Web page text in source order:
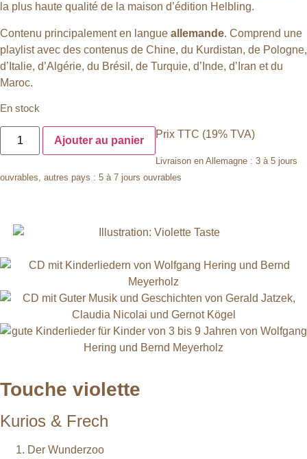
la plus haute qualité de la maison d’édition Helbling.
Contenu principalement en langue allemande. Comprend une
playlist avec des contenus de Chine, du Kurdistan, de Pologne,
d’Italie, d’Algérie, du Brésil, de Turquie, d’Inde, d’Iran et du
Maroc.
En stock
Ajouter au panier
Prix TTC (19% TVA)
Livraison en Allemagne : 3 à 5 jours
ouvrables, autres pays : 5 à 7 jours ouvrables
Touche violette
Kurios & Frech
Der Wunderzoo